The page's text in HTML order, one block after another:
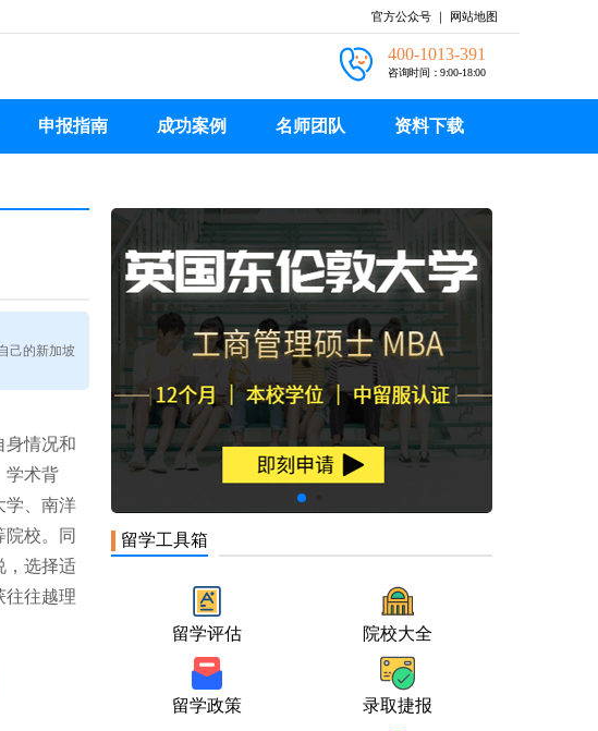
官方公众号 ｜ 网站地图
400-1013-391
咨询时间：9:00-18:00
申报指南 成功案例 名师团队 资料下载
己的新加坡
身情况和
学术背
学、南洋
校。同
，选择适
往往越理
留学工具箱
留学评估 院校大全
留学政策 录取捷报